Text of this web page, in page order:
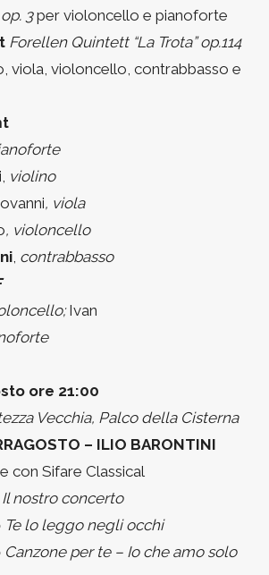
3per violoncello e pianoforte
Forellen Quintett “La Trota” op.114
viola, violoncello, contrabbasso e
violino
, viola
, violoncello
, contrabbasso
Ivan
ore 21:00
Vecchia, Palco della Cisterna
– ILIO BARONTINI
con Sifare Classical
Il nostro concerto
Te lo leggo negli occhi
Canzone per te – Io che amo solo